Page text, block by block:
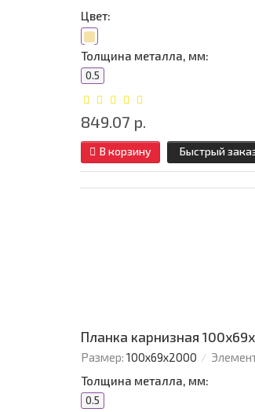
Цвет:
Толщина металла, мм:
0.5
849.07 р.
В корзину Быстрый
Планка карнизная
Размер: 100х69х2000
Толщина металла, мм:
0.5